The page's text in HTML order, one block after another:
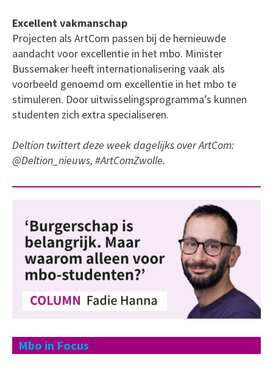
Excellent vakmanschap
Projecten als ArtCom passen bij de hernieuwde
aandacht voor excellentie in het mbo. Minister
Bussemaker heeft internationalisering vaak als
voorbeeld genoemd om excellentie in het mbo te
stimuleren. Door uitwisselingsprogramma’s kunnen
studenten zich extra specialiseren.
Deltion twittert deze week dagelijks over ArtCom:
@Deltion_nieuws, #ArtComZwolle.
Mbo in Focus